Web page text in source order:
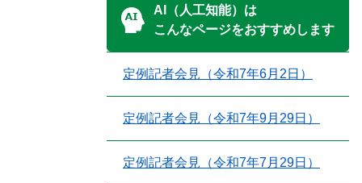
AI（人工知能）は
こんなページをおすすめします
定例記者会見（令和7年6月2日）
定例記者会見（令和7年9月29日）
定例記者会見（令和7年7月29日）